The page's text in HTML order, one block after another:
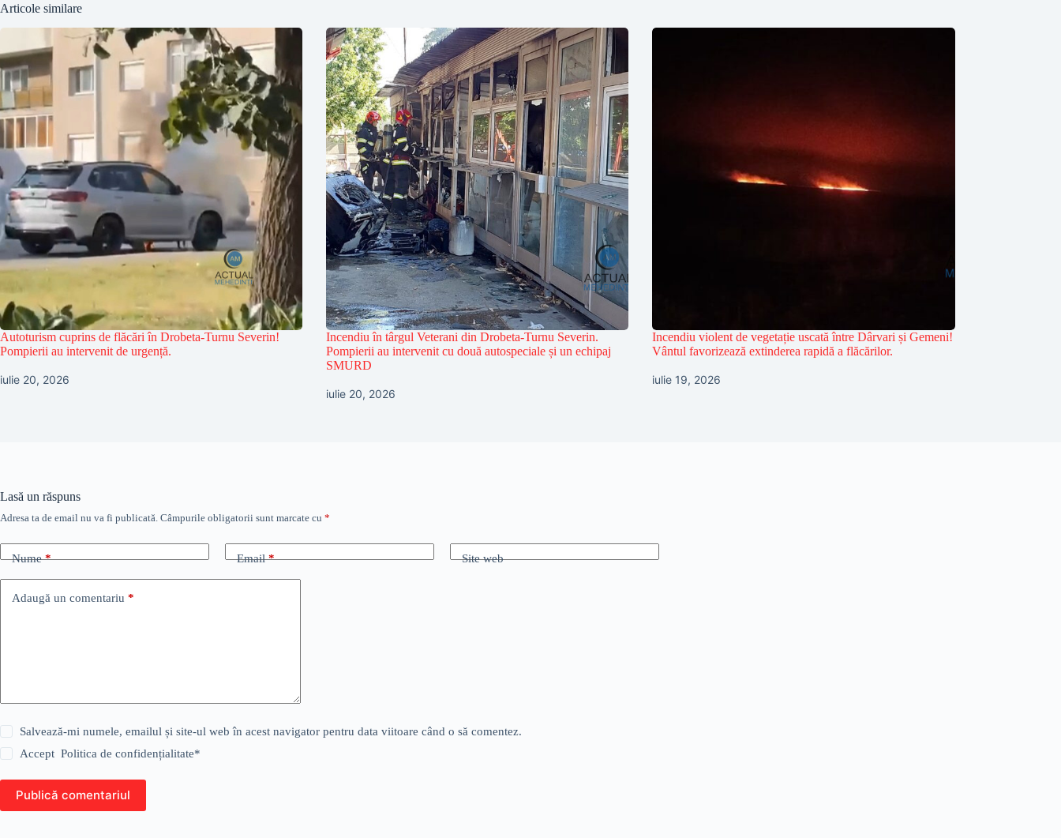
Articole similare
Autoturism cuprins de flăcări în Drobeta-Turnu Severin!
Pompierii au intervenit de urgență.
iulie 20, 2026
Incendiu în târgul Veterani din Drobeta-Turnu Severin.
Pompierii au intervenit cu două autospeciale și un echipaj
SMURD
iulie 20, 2026
Incendiu violent de vegetație uscată între Dârvari și Gemeni!
Vântul favorizează extinderea rapidă a flăcărilor.
iulie 19, 2026
Lasă un răspuns
Adresa ta de email nu va fi publicată. Câmpurile obligatorii sunt marcate cu *
Nume* Email* Site web
Adaugă un comentariu *
Salvează-mi numele, emailul și site-ul web în acest navigator pentru data viitoare când o să comentez.
AcceptPolitica de confidențialitate*
Publică comentariul